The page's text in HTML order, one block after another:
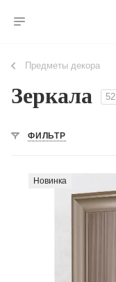
Предметы декора
Зеркала 52
ФИЛЬТР
Новинка